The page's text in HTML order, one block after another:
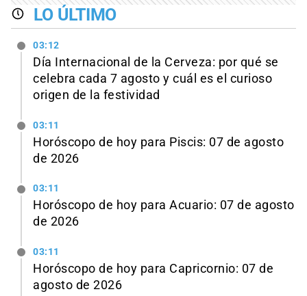
LO ÚLTIMO
03:12
Día Internacional de la Cerveza: por qué se
celebra cada 7 agosto y cuál es el curioso
origen de la festividad
03:11
Horóscopo de hoy para Piscis: 07 de agosto
de 2026
03:11
Horóscopo de hoy para Acuario: 07 de agosto
de 2026
03:11
Horóscopo de hoy para Capricornio: 07 de
agosto de 2026